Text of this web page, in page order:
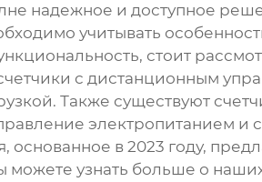
надежное и доступное
учитывать
стоит
с дистанционным
Также существуют
электропитанием
в 2023 году,
узнать больше о наших